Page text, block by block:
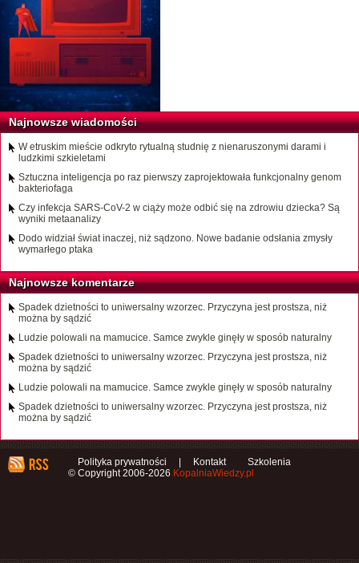
Najnowsze wiadomości
W etruskim mieście odkryto rytualną studnię z nienaruszonymi darami i
ludzkimi szkieletami
Sztuczna inteligencja po raz pierwszy zaprojektowała funkcjonalny genom
bakteriofaga
Czy infekcja SARS-CoV-2 w ciąży może odbić się na zdrowiu dziecka? Są
wyniki metaanalizy
Dodo widział świat inaczej, niż sądzono. Nowe badanie odsłania zmysły
wymarłego ptaka
Najnowsze komentarze
Spadek dzietności to uniwersalny wzorzec. Przyczyna jest prostsza, niż
można by sądzić
Ludzie polowali na mamucice. Samce zwykle ginęły w sposób naturalny
Spadek dzietności to uniwersalny wzorzec. Przyczyna jest prostsza, niż
można by sądzić
Ludzie polowali na mamucice. Samce zwykle ginęły w sposób naturalny
Spadek dzietności to uniwersalny wzorzec. Przyczyna jest prostsza, niż
można by sądzić
Polityka prywatności Kontakt
Szkolenia
© Copyright 2006-2026 KopalniaWiedzy.pl